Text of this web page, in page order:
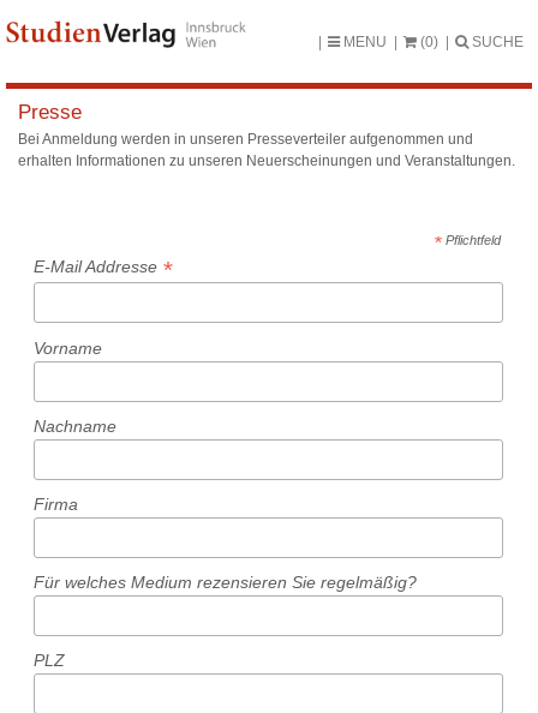
MENU (0) SUCHE
Presse
Bei Anmeldung werden in unseren Presseverteiler aufgenommen und
erhalten Informationen zu unseren Neuerscheinungen und Veranstaltungen.
*Pflichtfeld
E-Mail Addresse *
Vorname
Nachname
Firma
Für welches Medium rezensieren Sie regelmäßig?
PLZ